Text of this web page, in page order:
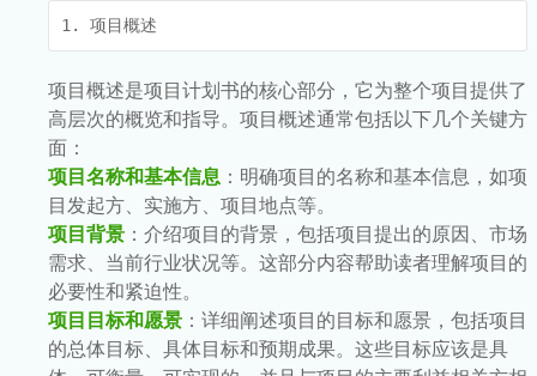
1. 项目概述
项目概述是项目计划书的核心部分，它为整个项目提供了
高层次的概览和指导。项目概述通常包括以下几个关键方
面：
项目名称和基本信息 ：明确项目的名称和基本信息，如项
目发起方、实施方、项目地点等。
项目背景 ：介绍项目的背景，包括项目提出的原因、市场
需求、当前行业状况等。这部分内容帮助读者理解项目的
必要性和紧迫性。
项目目标和愿景 ：详细阐述项目的目标和愿景，包括项目
的总体目标、具体目标和预期成果。这些目标应该是具